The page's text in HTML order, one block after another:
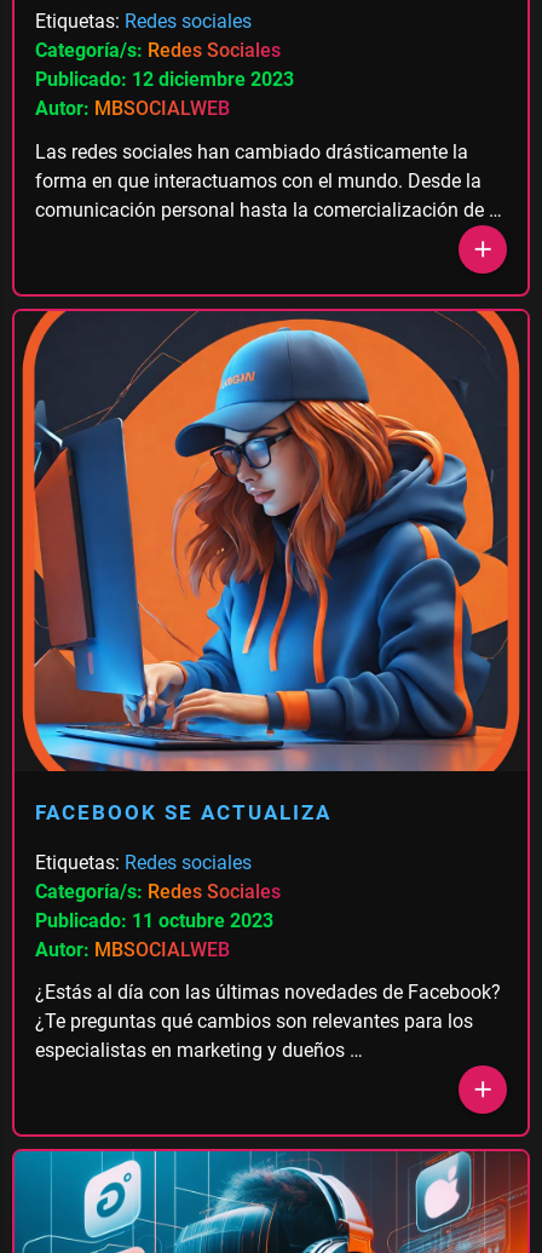
Etiquetas: Redes sociales
Categoría/s: Redes Sociales
Publicado: 12 diciembre 2023
Autor: MBSOCIALWEB
Las redes sociales han cambiado drásticamente la
forma en que interactuamos con el mundo. Desde la
comunicación personal hasta la comercialización de …
add
FACEBOOK SE ACTUALIZA
Etiquetas: Redes sociales
Categoría/s: Redes Sociales
Publicado: 11 octubre 2023
Autor: MBSOCIALWEB
¿Estás al día con las últimas novedades de Facebook?
¿Te preguntas qué cambios son relevantes para los
especialistas en marketing y dueños …
add